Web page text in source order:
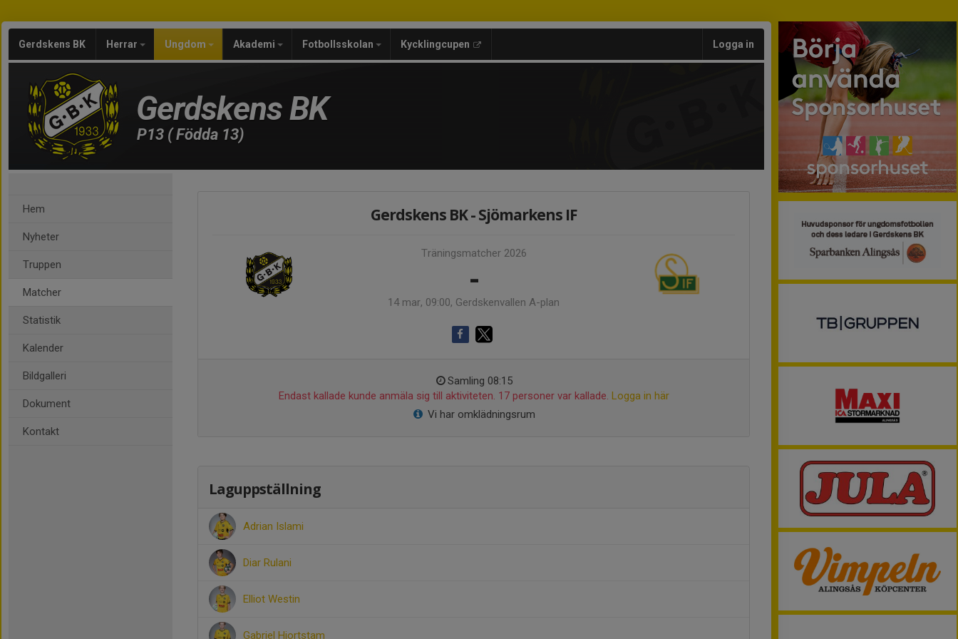
Gerdskens BK Herrar Ungdom Akademi Fotbollsskolan Kycklingcupen Logga in
Gerdskens BK
P13 ( Födda 13)
Hem
Nyheter
Truppen
Matcher
Statistik
Kalender
Bildgalleri
Dokument
Kontakt
Gerdskens BK - Sjömarkens IF
Träningsmatcher 2026
-
14 mar, 09:00, Gerdskenvallen A-plan
Samling 08:15
Endast kallade kunde anmäla sig till aktiviteten. 17 personer var kallade. Logga in här
Vi har omklädningsrum
Laguppställning
Adrian Islami
Diar Rulani
Elliot Westin
Gabriel Hjortstam